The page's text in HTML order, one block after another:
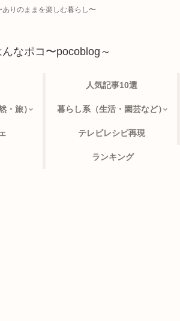
ありのままを楽しむ暮らし〜
んなポコ〜pocoblog～
人気記事10選
・旅） 暮らし系（生活・園芸など）
テレビレシピ再現
ランキング